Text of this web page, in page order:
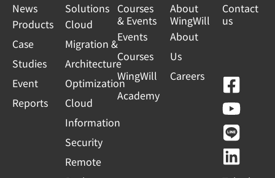
News
Products
Case
Studies
Event
Reports
Solutions
Cloud
Migration &
Architecture
Optimization
Cloud
Information
Security
Remote
Courses
& Events
Events
Courses
WingWill
Academy
About
WingWill
About
Us
Careers
Contact
us
F
a
c
e
b
Y
o
u
t
u
L
i
n
e
L
i
n
k
e